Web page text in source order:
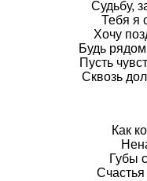
Судьбу,
Тебя я
Хочу
Будь
Пусть
Сквозь
Как
Губы